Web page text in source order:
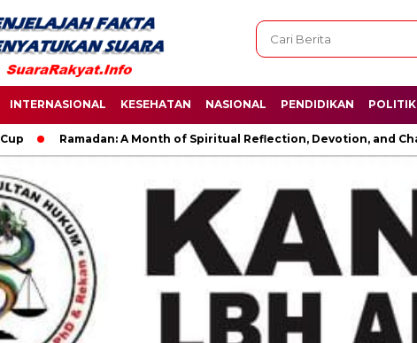
INTERNASIONAL KESEHATAN NASIONAL PENDIDIKAN POLITIK
Ramadan: A Month of Spiritual Reflection, Devotion, and Charity